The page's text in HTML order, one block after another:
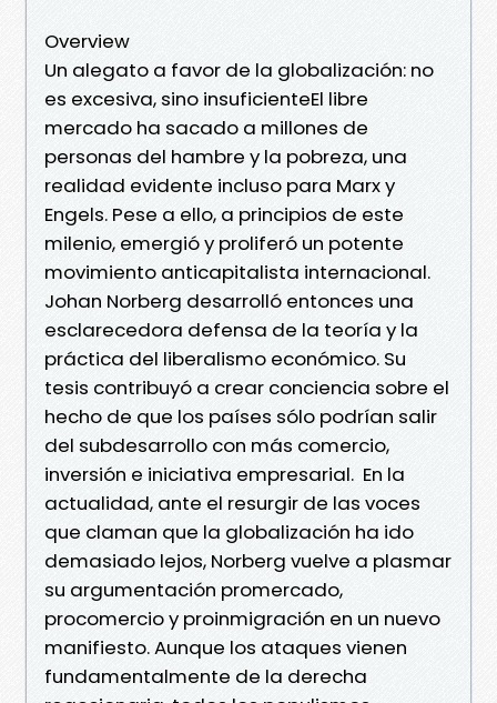
Overview
Un alegato a favor de la globalización: no
es excesiva, sino insuficienteEl libre
mercado ha sacado a millones de
personas del hambre y la pobreza, una
realidad evidente incluso para Marx y
Engels. Pese a ello, a principios de este
milenio, emergió y proliferó un potente
movimiento anticapitalista internacional.
Johan Norberg desarrolló entonces una
esclarecedora defensa de la teoría y la
práctica del liberalismo económico. Su
tesis contribuyó a crear conciencia sobre el
hecho de que los países sólo podrían salir
del subdesarrollo con más comercio,
inversión e iniciativa empresarial. En la
actualidad, ante el resurgir de las voces
que claman que la globalización ha ido
demasiado lejos, Norberg vuelve a plasmar
su argumentación promercado,
procomercio y proinmigración en un nuevo
manifiesto. Aunque los ataques vienen
fundamentalmente de la derecha